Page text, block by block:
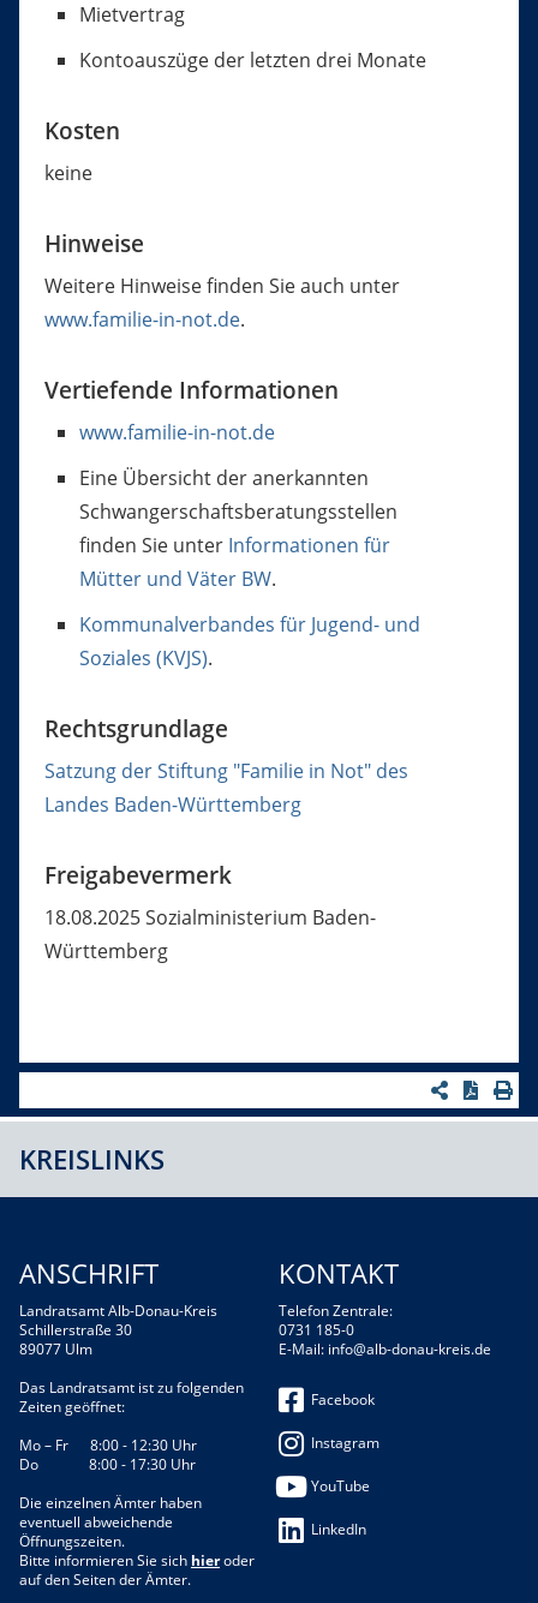
Mietvertrag
Kontoauszüge der letzten drei Monate
Kosten
keine
Hinweise
Weitere Hinweise finden Sie auch unter
www.familie-in-not.de.
Vertiefende Informationen
www.familie-in-not.de
Eine Übersicht der anerkannten
Schwangerschaftsberatungsstellen
finden Sie unter Informationen für
Mütter und Väter BW.
Kommunalverbandes für Jugend- und
Soziales (KVJS).
Rechtsgrundlage
Satzung der Stiftung "Familie in Not" des
Landes Baden-Württemberg
Freigabevermerk
18.08.2025Sozialministerium Baden-
Württemberg
KREISLINKS
ANSCHRIFT
Landratsamt Alb-Donau-Kreis
Schillerstraße 30
89077 Ulm
Das Landratsamt ist zu folgenden
Zeiten geöffnet:
Mo – Fr 8:00 - 12:30 Uhr
Do 8:00 - 17:30 Uhr
Die einzelnen Ämter haben
eventuell abweichende
Öffnungszeiten.
Bitte informieren Sie sich hieroder
auf den Seiten der Ämter.
KONTAKT
Telefon Zentrale:
0731 185-0
E-Mail: info@alb-donau-kreis.de
Facebook
Instagram
YouTube
LinkedIn